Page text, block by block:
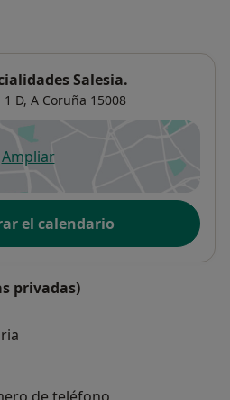
Salesia.
1 D, A Coruña 15008
Ampliarse abre en una nueva
el calendario
privadas)